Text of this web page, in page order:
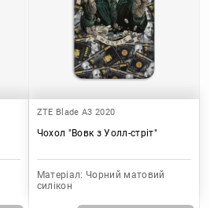
ZTE Blade A3 2020
Чохол "Вовк з Уолл-стріт"
Матеріал: Чорний матовий
силікон